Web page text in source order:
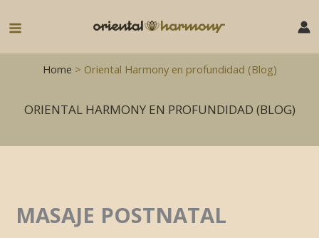
Main
MenuHome > Oriental Harmony en profundidad (Blog)
ORIENTAL HARMONY EN PROFUNDIDAD (BLOG)
MASAJE POSTNATAL